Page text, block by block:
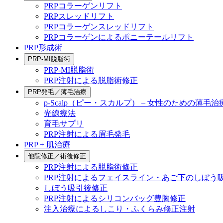
PRPコラーゲンリフト
PRPスレッドリフト
PRPコラーゲンスレッドリフト
PRPコラーゲンによるポニーテールリフト
PRP形成術
PRP-MI脱脂術
PRP-MI脱脂術
PRP注射による脱脂術修正
PRP発毛／薄毛治療
p-Scalp（ピー・スカルプ） – 女性のための薄毛治
光線療法
育毛サプリ
PRP注射による眉毛発毛
PRP + 肌治療
他院修正／術後修正
PRP注射による脱脂術修正
PRP注射によるフェイスライン・あご下のしぼう
しぼう吸引後修正
PRP注射によるシリコンバッグ豊胸修正
注入治療によるしこり・ふくらみ修正注射